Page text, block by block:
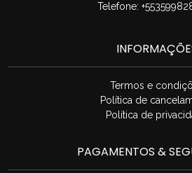
Telefone:
Termos e
Política de
Política de
PAGAMENTOS &